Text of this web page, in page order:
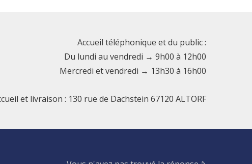
Accueil téléphonique et du public :
Du lundi au vendredi → 9h00 à 12h00
Mercredi et vendredi → 13h30 à 16h00
et livraison : 130 rue de Dachstein 67120 ALTORF